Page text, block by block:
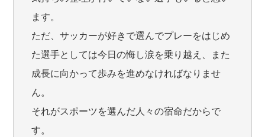
ます。
ただ、サッカーが好きで選んでプレーをはじめ
た選手としては今日の悔し涙を乗り越え、また
成長に向かって歩みを進めなければなりませ
ん。
それがスポーツを選んだ人々の宿命だからで
す。